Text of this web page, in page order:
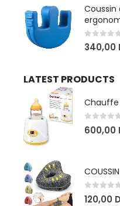
0 sur 5
340,00
LATEST PRODUCTS
Chauffe
0 sur 5
600,00
0sur 5
120,00